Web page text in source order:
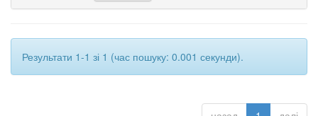
Результати 1-1 зі 1 (час пошуку: 0.001 секунди).